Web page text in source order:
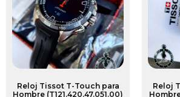
Reloj Tissot T-Touch para
Hombre (T121.420.47.051.00)
Reloj